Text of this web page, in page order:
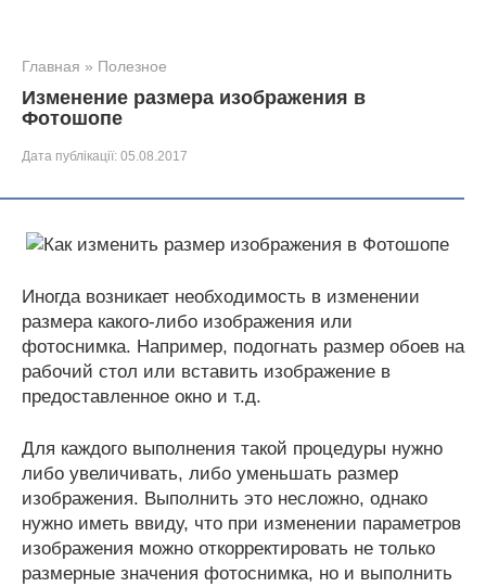
Главная » Полезное
Изменение размера изображения в
Фотошопе
Дата публікації: 05.08.2017
Иногда возникает необходимость в изменении
размера какого-либо изображения или
фотоснимка. Например, подогнать размер обоев на
рабочий стол или вставить изображение в
предоставленное окно и т.д.
Для каждого выполнения такой процедуры нужно
либо увеличивать, либо уменьшать размер
изображения. Выполнить это несложно, однако
нужно иметь ввиду, что при изменении параметров
изображения можно откорректировать не только
размерные значения фотоснимка, но и выполнить